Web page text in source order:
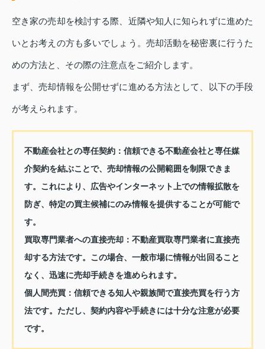
空き家の売却を検討する際、近隣や知人に知られずに進めた
いとお考えの方も多いでしょう。売却活動を秘密裏に行うた
めの方法と、その際の注意点をご紹介します。
まず、売却情報を公開せずに進める方法として、以下の手段
が考えられます。
不動産会社との専任契約：信頼できる不動産会社と専任媒
介契約を結ぶことで、売却情報の公開範囲を制限できま
す。これにより、広告やインターネット上での情報拡散を
防ぎ、特定の買主候補にのみ情報を提供することが可能で
す。
買取専門業者への直接売却：不動産買取専門業者に直接売
却する方法です。この場合、一般市場に情報が出回ること
なく、迅速に売却手続きを進められます。
個人間売買：信頼できる知人や親族間で直接売買を行う方
法です。ただし、契約内容や手続きには十分な注意が必要
です。